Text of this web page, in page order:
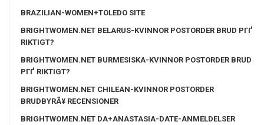
BRAZILIAN-WOMEN+TOLEDO SITE
BRIGHTWOMEN.NET BELARUS-KVINNOR POSTORDER BRUD PГҐ
RIKTIGT?
BRIGHTWOMEN.NET BURMESISKA-KVINNOR POSTORDER BRUD
PГҐ RIKTIGT?
BRIGHTWOMEN.NET CHILEAN-KVINNOR POSTORDER
BRUDBYRÃ¥ RECENSIONER
BRIGHTWOMEN.NET DA+ANASTASIA-DATE-ANMELDELSER